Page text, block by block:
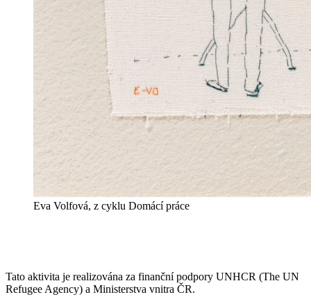
Eva Volfová, z cyklu Domácí práce
Tato aktivita je realizována za finanční podpory UNHCR (The UN
Refugee Agency) a Ministerstva vnitra ČR.